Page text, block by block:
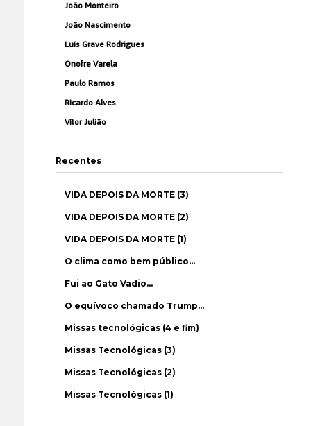
João Monteiro
João Nascimento
Luís Grave Rodrigues
Onofre Varela
Paulo Ramos
Ricardo Alves
Vítor Julião
Recentes
VIDA DEPOIS DA MORTE (3)
VIDA DEPOIS DA MORTE (2)
VIDA DEPOIS DA MORTE (1)
O clima como bem público…
Fui ao Gato Vadio…
O equívoco chamado Trump…
Missas tecnológicas (4 e fim)
Missas Tecnológicas (3)
Missas Tecnológicas (2)
Missas Tecnológicas (1)